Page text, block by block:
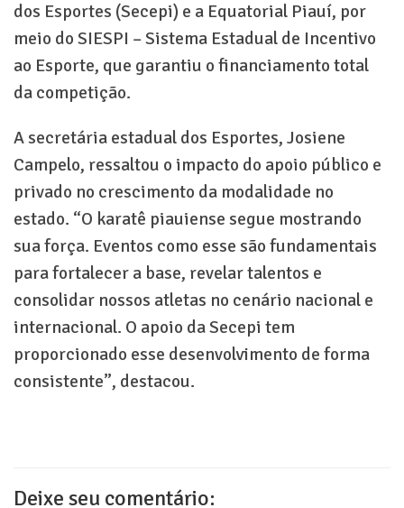
dos Esportes (Secepi) e a Equatorial Piauí, por
meio do SIESPI – Sistema Estadual de Incentivo
ao Esporte, que garantiu o financiamento total
da competição.
A secretária estadual dos Esportes, Josiene
Campelo, ressaltou o impacto do apoio público e
privado no crescimento da modalidade no
estado. “O karatê piauiense segue mostrando
sua força. Eventos como esse são fundamentais
para fortalecer a base, revelar talentos e
consolidar nossos atletas no cenário nacional e
internacional. O apoio da Secepi tem
proporcionado esse desenvolvimento de forma
consistente”, destacou.
Deixe seu comentário: